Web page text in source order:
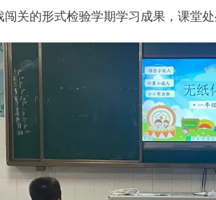
关的形式检验学期学习成果，课堂